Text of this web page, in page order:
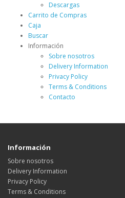
Descargas
Carrito de Compras
Caja
Buscar
Información
Sobre nosotros
Delivery Information
Privacy Policy
Terms & Conditions
Contacto
Información
Sobre nosotros
Delivery Information
Privacy Policy
Terms & Conditions